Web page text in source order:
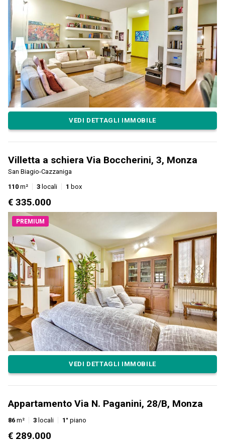
VEDI DETTAGLI IMMOBILE
Villetta a schiera Via Boccherini, 3, Monza
San Biagio-Cazzaniga
110 m² 3 locali 1 box
€ 335.000
PREMIUM
VEDI DETTAGLI IMMOBILE
Appartamento Via N. Paganini, 28/B, Monza
86 m² 3 locali 1° piano
€ 289.000